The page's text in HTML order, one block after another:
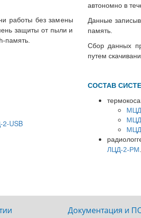
Датчики температуры
многозонные цифровые МЦДТ
работы без замены
защиты от пыли и
память.
USB
автономно в
Данные
память.
Сбор данных
путем
СОСТАВ
ЛЦД-2-РМ.
Документация и